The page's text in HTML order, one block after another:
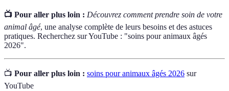
📺 Pour aller plus loin : Découvrez comment prendre soin de votre
animal âgé, une analyse complète de leurs besoins et des astuces
pratiques. Recherchez sur YouTube : "soins pour animaux âgés
2026".
📺 Pour aller plus loin : soins pour animaux âgés 2026 sur
YouTube